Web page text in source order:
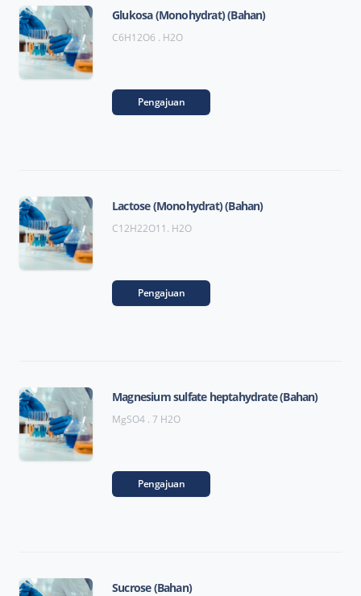
Glukosa (Monohydrat) (Bahan)
C6H12O6 . H2O
Pengajuan
Lactose (Monohydrat) (Bahan)
C12H22O11. H2O
Pengajuan
Magnesium sulfate heptahydrate (Bahan)
MgSO4 . 7 H2O
Pengajuan
Sucrose (Bahan)